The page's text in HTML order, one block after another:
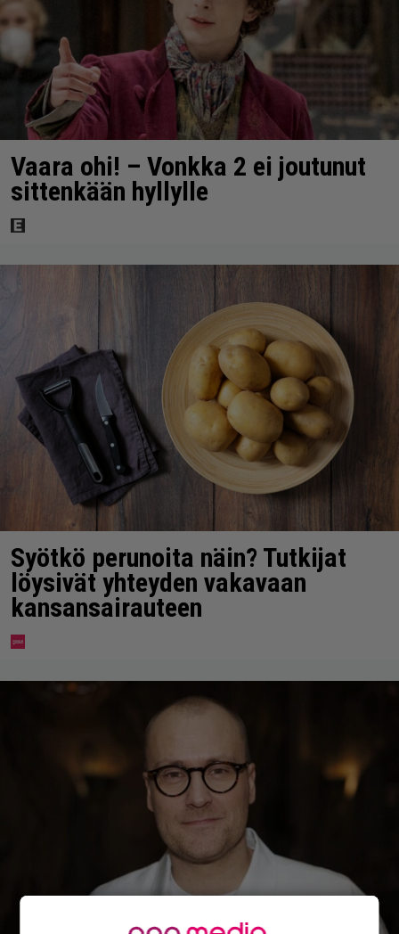
Vaara ohi! – Vonkka 2 ei joutunut
sittenkään hyllylle
Syötkö perunoita näin? Tutkijat
löysivät yhteyden vakavaan
kansansairauteen